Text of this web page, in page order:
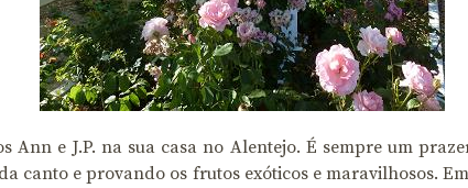
Ann e J.P. na sua casa no Alentejo. É sempre um
canto e provando os frutos exóticos e maravilhosos.